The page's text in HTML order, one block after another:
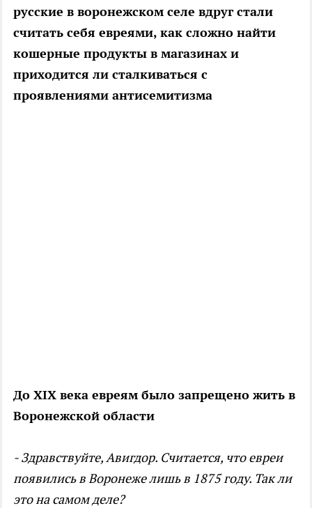
русские в воронежском селе вдруг стали
считать себя евреями, как сложно найти
кошерные продукты в магазинах и
приходится ли сталкиваться с
проявлениями антисемитизма
До XIX века евреям было запрещено жить в
Воронежской области
- Здравствуйте, Авигдор. Считается, что евреи
появились в Воронеже лишь в 1875 году. Так ли
это на самом деле?